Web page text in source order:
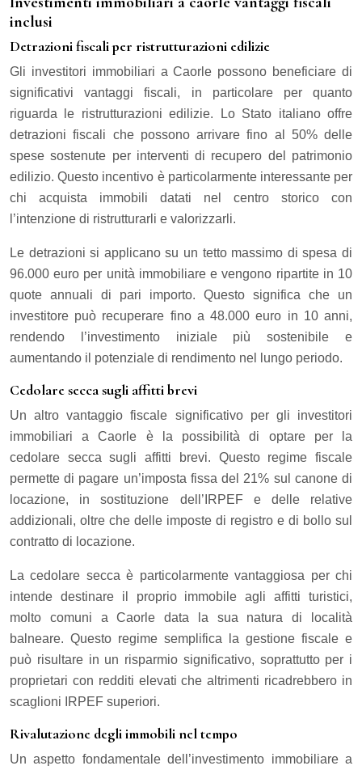
inclusi
Detrazioni fiscali per ristrutturazioni edilizie
Gli investitori immobiliari a Caorle possono beneficiare di
significativi vantaggi fiscali, in particolare per quanto
riguarda le ristrutturazioni edilizie. Lo Stato italiano offre
detrazioni fiscali che possono arrivare fino al 50% delle
spese sostenute per interventi di recupero del patrimonio
edilizio. Questo incentivo è particolarmente interessante per
chi acquista immobili datati nel centro storico con
l’intenzione di ristrutturarli e valorizzarli.
Le detrazioni si applicano su un tetto massimo di spesa di
96.000 euro per unità immobiliare e vengono ripartite in 10
quote annuali di pari importo. Questo significa che un
investitore può recuperare fino a 48.000 euro in 10 anni,
rendendo l’investimento iniziale più sostenibile e
aumentando il potenziale di rendimento nel lungo periodo.
Cedolare secca sugli affitti brevi
Un altro vantaggio fiscale significativo per gli investitori
immobiliari a Caorle è la possibilità di optare per la
cedolare secca sugli affitti brevi. Questo regime fiscale
permette di pagare un’imposta fissa del 21% sul canone di
locazione, in sostituzione dell’IRPEF e delle relative
addizionali, oltre che delle imposte di registro e di bollo sul
contratto di locazione.
La cedolare secca è particolarmente vantaggiosa per chi
intende destinare il proprio immobile agli affitti turistici,
molto comuni a Caorle data la sua natura di località
balneare. Questo regime semplifica la gestione fiscale e
può risultare in un risparmio significativo, soprattutto per i
proprietari con redditi elevati che altrimenti ricadrebbero in
scaglioni IRPEF superiori.
Rivalutazione degli immobili nel tempo
Un aspetto fondamentale dell’investimento immobiliare a